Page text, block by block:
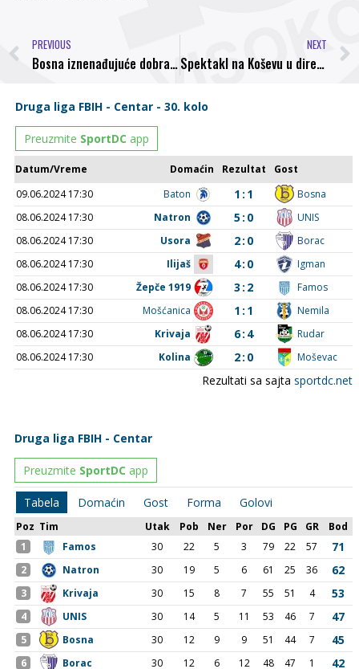
PREVIOUS
Bosna iznenađujuće dobra protiv Slavije, gostima ipak pobjeda
NEXT
Spektakl na Koševu u direktnom prenosu na FACE TV